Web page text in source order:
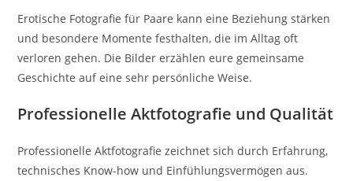
Erotische Fotografie für Paare kann eine Beziehung stärken
und besondere Momente festhalten, die im Alltag oft
verloren gehen. Die Bilder erzählen eure gemeinsame
Geschichte auf eine sehr persönliche Weise.
Professionelle Aktfotografie und Qualität
Professionelle Aktfotografie zeichnet sich durch Erfahrung,
technisches Know-how und Einfühlungsvermögen aus.